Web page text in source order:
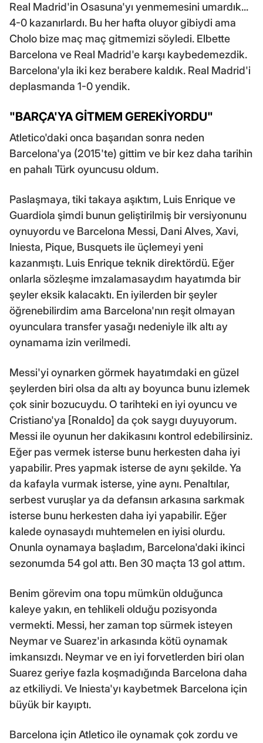
Real Madrid'in Osasuna'yı yenmemesini umardık...
4-0 kazanırlardı. Bu her hafta oluyor gibiydi ama
Cholo bize maç maç gitmemizi söyledi. Elbette
Barcelona ve Real Madrid'e karşı kaybedemezdik.
Barcelona'yla iki kez berabere kaldık. Real Madrid'i
deplasmanda 1-0 yendik.
"BARÇA'YA GİTMEM GEREKİYORDU"
Atletico'daki onca başarıdan sonra neden
Barcelona'ya (2015'te) gittim ve bir kez daha tarihin
en pahalı Türk oyuncusu oldum.
Paslaşmaya, tiki takaya aşıktım, Luis Enrique ve
Guardiola şimdi bunun geliştirilmiş bir versiyonunu
oynuyordu ve Barcelona Messi, Dani Alves, Xavi,
Iniesta, Pique, Busquets ile üçlemeyi yeni
kazanmıştı. Luis Enrique teknik direktördü. Eğer
onlarla sözleşme imzalamasaydım hayatımda bir
şeyler eksik kalacaktı. En iyilerden bir şeyler
öğrenebilirdim ama Barcelona'nın reşit olmayan
oyunculara transfer yasağı nedeniyle ilk altı ay
oynamama izin verilmedi.
Messi'yi oynarken görmek hayatımdaki en güzel
şeylerden biri olsa da altı ay boyunca bunu izlemek
çok sinir bozucuydu. O tarihteki en iyi oyuncu ve
Cristiano'ya [Ronaldo] da çok saygı duyuyorum.
Messi ile oyunun her dakikasını kontrol edebilirsiniz.
Eğer pas vermek isterse bunu herkesten daha iyi
yapabilir. Pres yapmak isterse de aynı şekilde. Ya
da kafayla vurmak isterse, yine aynı. Penaltılar,
serbest vuruşlar ya da defansın arkasına sarkmak
isterse bunu herkesten daha iyi yapabilir. Eğer
kalede oynasaydı muhtemelen en iyisi olurdu.
Onunla oynamaya başladım, Barcelona'daki ikinci
sezonumda 54 gol attı. Ben 30 maçta 13 gol attım.
Benim görevim ona topu mümkün olduğunca
kaleye yakın, en tehlikeli olduğu pozisyonda
vermekti. Messi, her zaman top sürmek isteyen
Neymar ve Suarez'in arkasında kötü oynamak
imkansızdı. Neymar ve en iyi forvetlerden biri olan
Suarez geriye fazla koşmadığında Barcelona daha
az etkiliydi. Ve Iniesta'yı kaybetmek Barcelona için
büyük bir kayıptı.
Barcelona için Atletico ile oynamak çok zordu ve